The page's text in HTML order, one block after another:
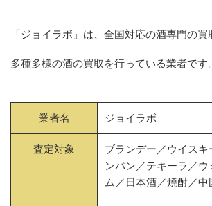
「ジョイラボ」は、全国対応の酒専門の買
多種多様の酒の買取を行っている業者です。
業者名 ジョイラボ
査定対象
ブランデー／ウイス
ンパン／テキーラ／
ム／日本酒／焼酎／